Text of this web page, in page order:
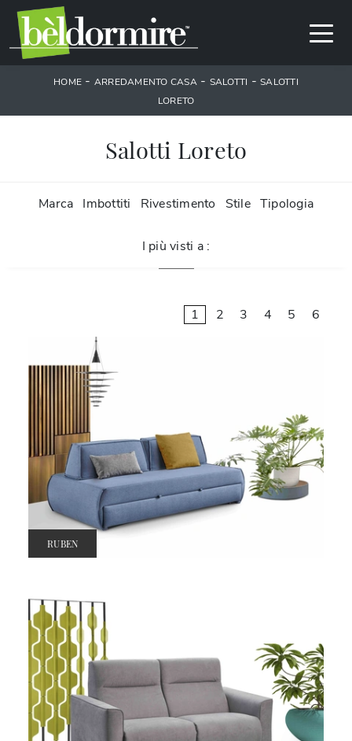
HOME - ARREDAMENTO CASA- SALOTTI -SALOTTI
LORETO
Salotti Loreto
Marca Imbottiti Rivestimento Stile Tipologia
I più visti a :
1 2 3 4 5 6
RUBEN